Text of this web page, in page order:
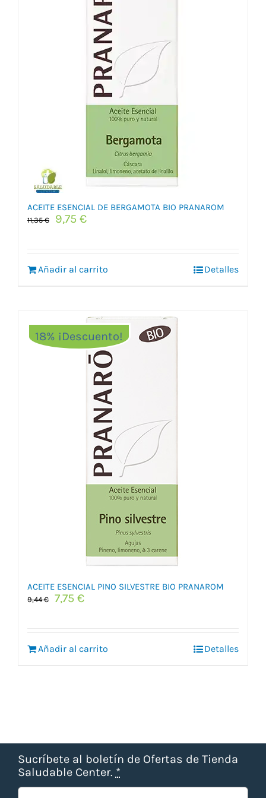
ACEITE ESENCIAL DE BERGAMOTA BIO PRANAROM
11,35€
El
11,35 €.
9,75 €El
9,75 €.
Añadir al carrito Detalles
18% ¡Descuento!
ACEITE ESENCIAL PINO SILVESTRE BIO PRANAROM
9,44€
El
9,44 €.
7,75 €El
7,75 €.
Añadir al carrito Detalles
Sucríbete al boletín de Ofertas de Tienda
Saludable Center. *